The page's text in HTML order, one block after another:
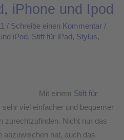
iPhone und Ipod
/ Schreibe einen Kommentar /
iPod, Stift für iPad, Stylus,
Mit einem Stift für
viel einfacher und bequemer
zurechtzufinden. Nicht nur das
abzuwischen hat, auch das